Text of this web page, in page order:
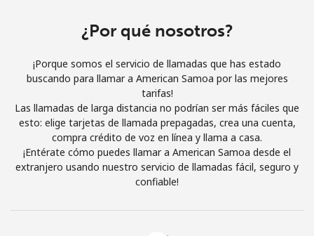
Términos y condiciones.
Únete
¡Hola!
Inicia sesión oREGÍSTRATE →
¿Por qué nosotros?
¡Porque somos el servicio de llamadas que has estado
buscando para llamar a American Samoa por las mejores
tarifas!
Las llamadas de larga distancia no podrían ser más fáciles que
esto: elige tarjetas de llamada prepagadas, crea una cuenta,
compra crédito de voz en línea y llama a casa.
¡Entérate cómo puedes llamar a American Samoa desde el
extranjero usando nuestro servicio de llamadas fácil, seguro y
confiable!